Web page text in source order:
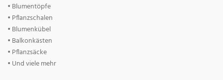
• Blumentöpfe
• Pflanzschalen
• Blumenkübel
• Balkonkästen
• Pflanzsäcke
• Und viele mehr